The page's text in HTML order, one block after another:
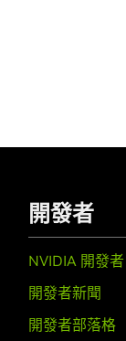
開發者
NVIDIA 開發者
開發者新聞
開發者部落格